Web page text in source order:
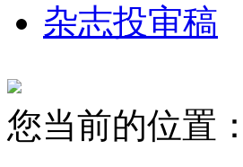
杂志投审稿
您当前的位置：